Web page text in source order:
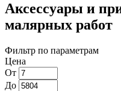
Аксессуары и
малярных работ
Фильтр по параметрам
Цена
От
До